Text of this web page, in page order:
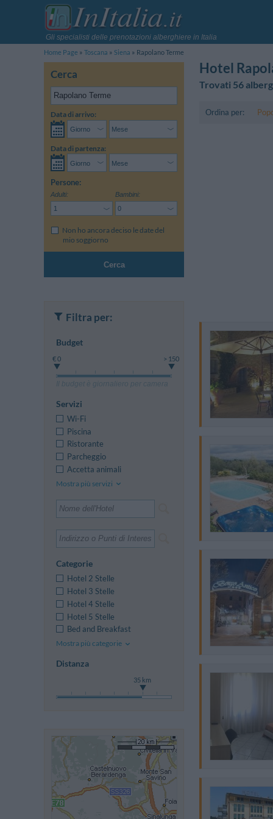
Gli specialisti delle prenotazioni alberghiere in Italia
Home Page
Toscana Siena Rapolano Terme
Cerca
Data di arrivo:
Data di partenza:
Persone:
Adulti: Bambini:
Non ho ancora deciso le date del
mio soggiorno
Cerca
Hotel
Trovati 56
Ordina per:
Filtra per:
Budget
€ 0 > 150
Il budget è giornaliero per camera
Servizi
Wi-Fi
Piscina
Ristorante
Parcheggio
Accetta animali
Mostra più servizi
Categorie
Hotel 2 Stelle
Hotel 3 Stelle
Hotel 4 Stelle
Hotel 5 Stelle
Bed and Breakfast
Mostra più categorie
Distanza
35 km